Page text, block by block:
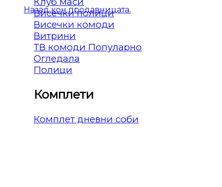
Назад кон продавницата.
Висечки полици
Висечки комоди
Витрини
ТВ комоди
Огледала
Полици
Комплети
Комплет дневни соби